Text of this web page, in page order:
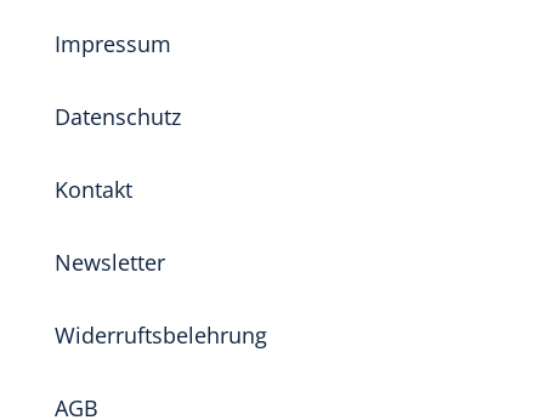
Impressum
Datenschutz
Kontakt
Newsletter
Widerruftsbelehrung
AGB